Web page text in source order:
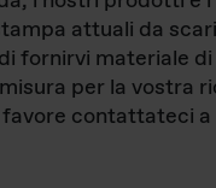
attuali da
fornirvi materiale
per la vostra
contattateci a